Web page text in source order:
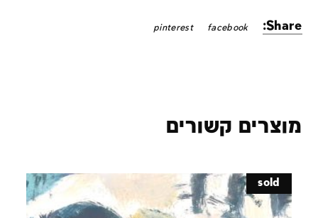
Share:
facebook
pinterest
מוצרים קשורים
sold